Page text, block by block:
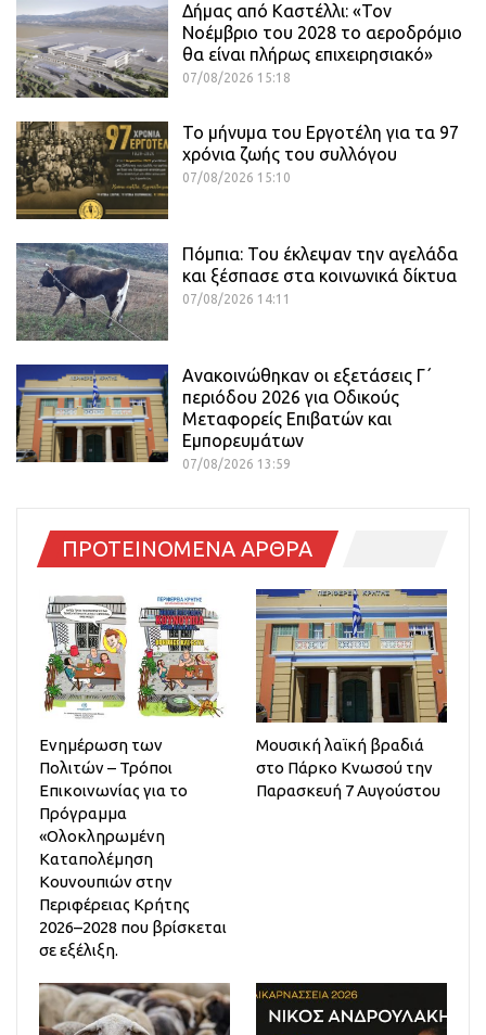
Δήμας από Καστέλλι: «Τον
Νοέμβριο του 2028 το αεροδρόμιο
θα είναι πλήρως επιχειρησιακό»
07/08/2026 15:18
Το μήνυμα του Εργοτέλη για τα 97
χρόνια ζωής του συλλόγου
07/08/2026 15:10
Πόμπια: Του έκλεψαν την αγελάδα
και ξέσπασε στα κοινωνικά δίκτυα
07/08/2026 14:11
Ανακοινώθηκαν οι εξετάσεις Γ΄
περιόδου 2026 για Οδικούς
Μεταφορείς Επιβατών και
Εμπορευμάτων
07/08/2026 13:59
ΠΡΟΤΕΙΝΟΜΕΝΑ ΑΡΘΡΑ
Ενημέρωση των
Πολιτών – Τρόποι
Επικοινωνίας για το
Πρόγραμμα
«Ολοκληρωμένη
Καταπολέμηση
Κουνουπιών στην
Περιφέρειας Κρήτης
2026–2028 που βρίσκεται
σε εξέλιξη.
Μουσική λαϊκή βραδιά
στο Πάρκο Κνωσού την
Παρασκευή 7 Αυγούστου